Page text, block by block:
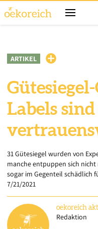
ARTIKEL
Labels
31 Gütesiegel wurden von
manche entpuppen sich
sogar im Gegenteil schädlich
7/21/2021
oekoreich
Redaktion